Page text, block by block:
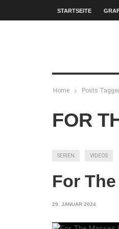
STARTSEITE
Home Posts
FOR
SERIEN VIDEOS
For
29. JANUAR 2024